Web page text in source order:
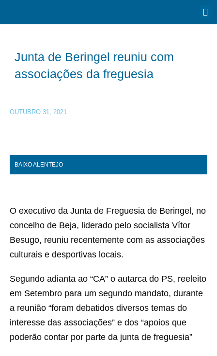
Junta de Beringel reuniu com
associações da freguesia
OUTUBRO 31, 2021
BAIXO ALENTEJO
O executivo da Junta de Freguesia de Beringel, no
concelho de Beja, liderado pelo socialista Vítor
Besugo, reuniu recentemente com as associações
culturais e desportivas locais.
Segundo adianta ao “CA” o autarca do PS, reeleito
em Setembro para um segundo mandato, durante
a reunião “foram debatidos diversos temas do
interesse das associações” e dos “apoios que
poderão contar por parte da junta de freguesia”